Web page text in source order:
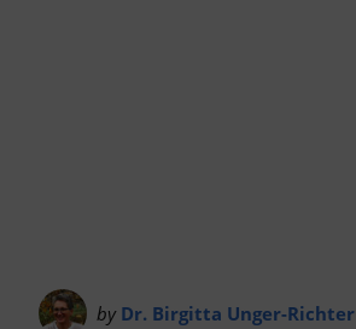
by Dr. Birgitta Unger-Richter